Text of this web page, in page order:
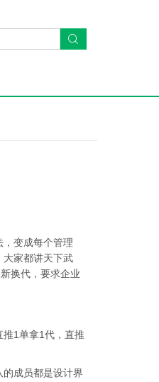
变成每个管理
家都讲天下武
换代，要求企业
1单拿1代，直推
成员都是设计界